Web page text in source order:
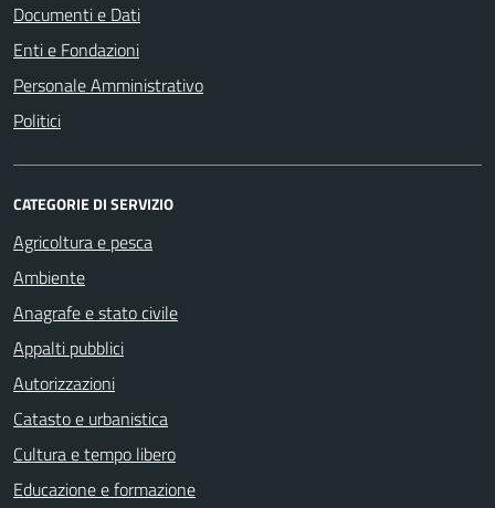
Documenti e Dati
Enti e Fondazioni
Personale Amministrativo
Politici
CATEGORIE DI SERVIZIO
Agricoltura e pesca
Ambiente
Anagrafe e stato civile
Appalti pubblici
Autorizzazioni
Catasto e urbanistica
Cultura e tempo libero
Educazione e formazione